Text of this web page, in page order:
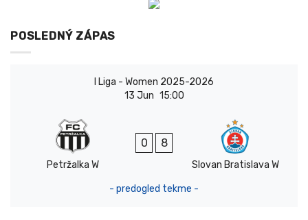
POSLEDNÝ ZÁPAS
I Liga - Women 2025-2026
13 Jun 15:00
Petržalka W
0 8
Slovan Bratislava W
- predogled tekme -